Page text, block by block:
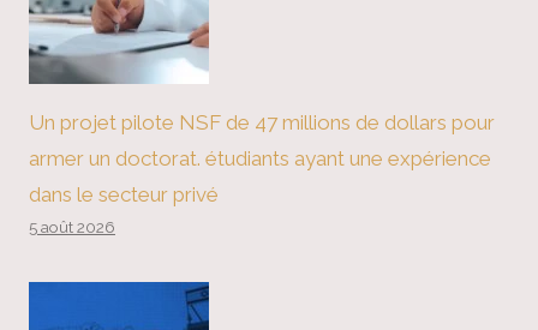
Un projet pilote NSF de 47 millions de dollars pour
armer un doctorat. étudiants ayant une expérience
dans le secteur privé
5 août 2026